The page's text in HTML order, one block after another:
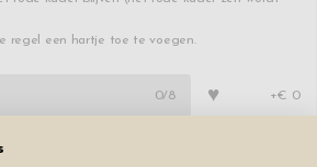
regel een hartje toe te voegen.
0/8 ♥ +€ 0